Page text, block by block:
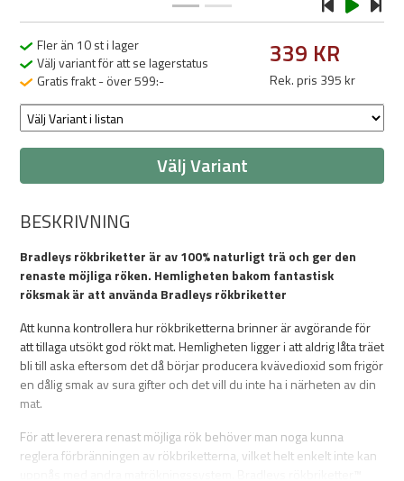
Fler än 10 st i lager
Välj variant för att se lagerstatus
Gratis frakt - över 599:-
339 KR
Rek. pris 395 kr
Välj Variant
BESKRIVNING
Bradleys rökbriketter är av 100% naturligt trä och ger den
renaste möjliga röken. Hemligheten bakom fantastisk
röksmak är att använda Bradleys rökbriketter
Att kunna kontrollera hur rökbriketterna brinner är avgörande för
att tillaga utsökt god rökt mat. Hemligheten ligger i att aldrig låta träet
bli till aska eftersom det då börjar producera kvävedioxid som frigör
en dålig smak av sura gifter och det vill du inte ha i närheten av din
mat.
För att leverera renast möjliga rök behöver man noga kunna
reglera förbränningen av rökbriketterna, vilket helt enkelt inte kan